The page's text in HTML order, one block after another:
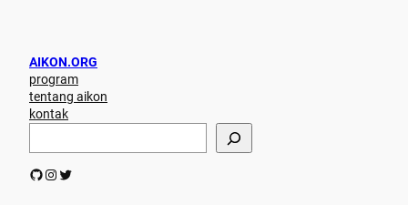
content
AIKON.ORG
program
tentang aikon
kontak
r
GitHub Instagram Twitter